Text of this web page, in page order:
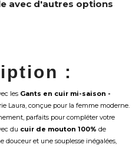
avec d'autres options
:
les Gants en cuir mi-saison -
Laura, conçue pour la femme moderne.
parfaits pour compléter votre
du cuir de mouton 100% de
douceur et une souplesse inégalées,